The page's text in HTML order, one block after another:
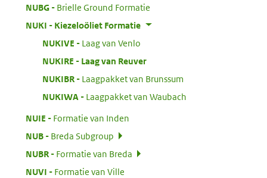
NUBG:
Brielle Ground Formatie
NUKI
Kiezeloöliet Formatie
NUKIVE
Laag van Venlo
NUKIRE
Laag van Reuver
NUKIBR:
Laagpakket van Brunssum
NUKIWA
Laagpakket van Waubach
NUIE
Formatie van Inden
NUB:
Breda Subgroup
NUBR:
Formatie van Breda
NUVI
Formatie van Ville